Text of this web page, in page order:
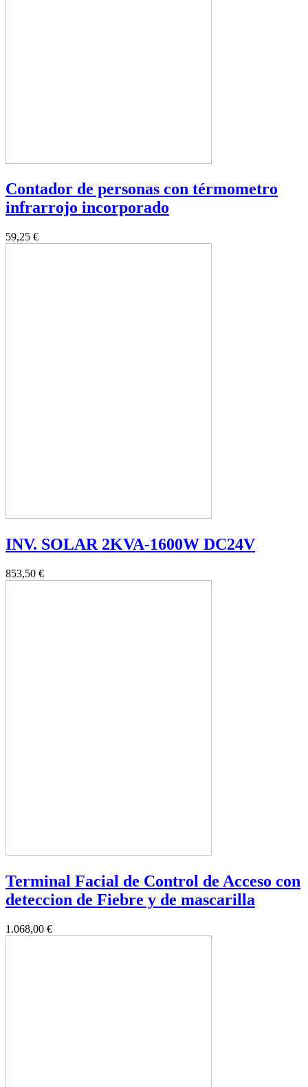
Contador de personas con térmometro
infrarrojo incorporado
59,25 €
INV. SOLAR 2KVA-1600W DC24V
853,50 €
Terminal Facial de Control de Acceso con
deteccion de Fiebre y de mascarilla
1.068,00 €